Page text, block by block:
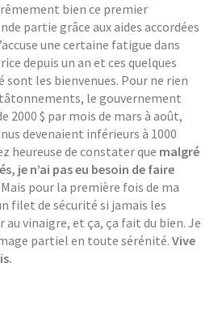
bien ce premier
partie grâce aux aides accordées
une certaine fatigue dans
depuis un an et ces quelques
sont les bienvenues. Pour ne rien
le gouvernement
2000 $ par mois de mars à août,
devenaient inférieurs à 1000
heureuse de constater que malgré
je n’ai pas eu besoin de faire
Mais pour la première fois de ma
filet de sécurité si jamais les
vinaigre, et ça, ça fait du bien. Je
partiel en toute sérénité.Vive